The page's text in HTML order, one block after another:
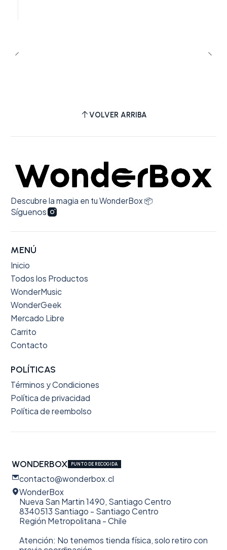
VOLVER ARRIBA
Descubre la magia en tu WonderBox 📦
Síguenos
MENÚ
Inicio
Todos los Productos
WonderMusic
WonderGeek
Mercado Libre
Carrito
Contacto
POLÍTICAS
Términos y Condiciones
Política de privacidad
Política de reembolso
WONDERBOX PUNTO DE RECOGIDA
contacto@wonderbox.cl
WonderBox
Nueva San Martin 1490, Santiago Centro
8340513 Santiago - Santiago Centro
Región Metropolitana - Chile
Atención: No tenemos tienda física, solo retiro con